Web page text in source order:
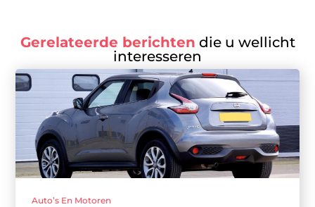
Gerelateerde berichten die u wellicht
interesseren
Auto’s En Motoren